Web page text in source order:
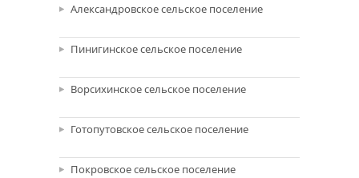
Александровское сельское поселение
Пинигинское сельское поселение
Ворсихинское сельское поселение
Готопутовское сельское поселение
Покровское сельское поселение